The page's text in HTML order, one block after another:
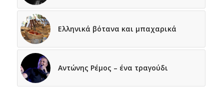
Ελληνικά βότανα και μπαχαρικά
Αντώνης Ρέμος – ένα τραγούδι